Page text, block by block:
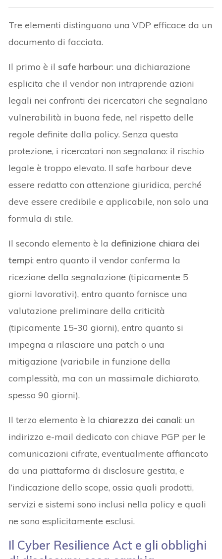
Tre elementi distinguono una VDP efficace da un
documento di facciata.
Il primo è il safe harbour: una dichiarazione
esplicita che il vendor non intraprende azioni
legali nei confronti dei ricercatori che segnalano
vulnerabilità in buona fede, nel rispetto delle
regole definite dalla policy. Senza questa
protezione, i ricercatori non segnalano: il rischio
legale è troppo elevato. Il safe harbour deve
essere redatto con attenzione giuridica, perché
deve essere credibile e applicabile, non solo una
formula di stile.
Il secondo elemento è la definizione chiara dei
tempi: entro quanto il vendor conferma la
ricezione della segnalazione (tipicamente 5
giorni lavorativi), entro quanto fornisce una
valutazione preliminare della criticità
(tipicamente 15-30 giorni), entro quanto si
impegna a rilasciare una patch o una
mitigazione (variabile in funzione della
complessità, ma con un massimale dichiarato,
spesso 90 giorni).
Il terzo elemento è la chiarezza dei canali: un
indirizzo e-mail dedicato con chiave PGP per le
comunicazioni cifrate, eventualmente affiancato
da una piattaforma di disclosure gestita, e
l’indicazione dello scope, ossia quali prodotti,
servizi e sistemi sono inclusi nella policy e quali
ne sono esplicitamente esclusi.
Il Cyber Resilience Act e gli obblighi